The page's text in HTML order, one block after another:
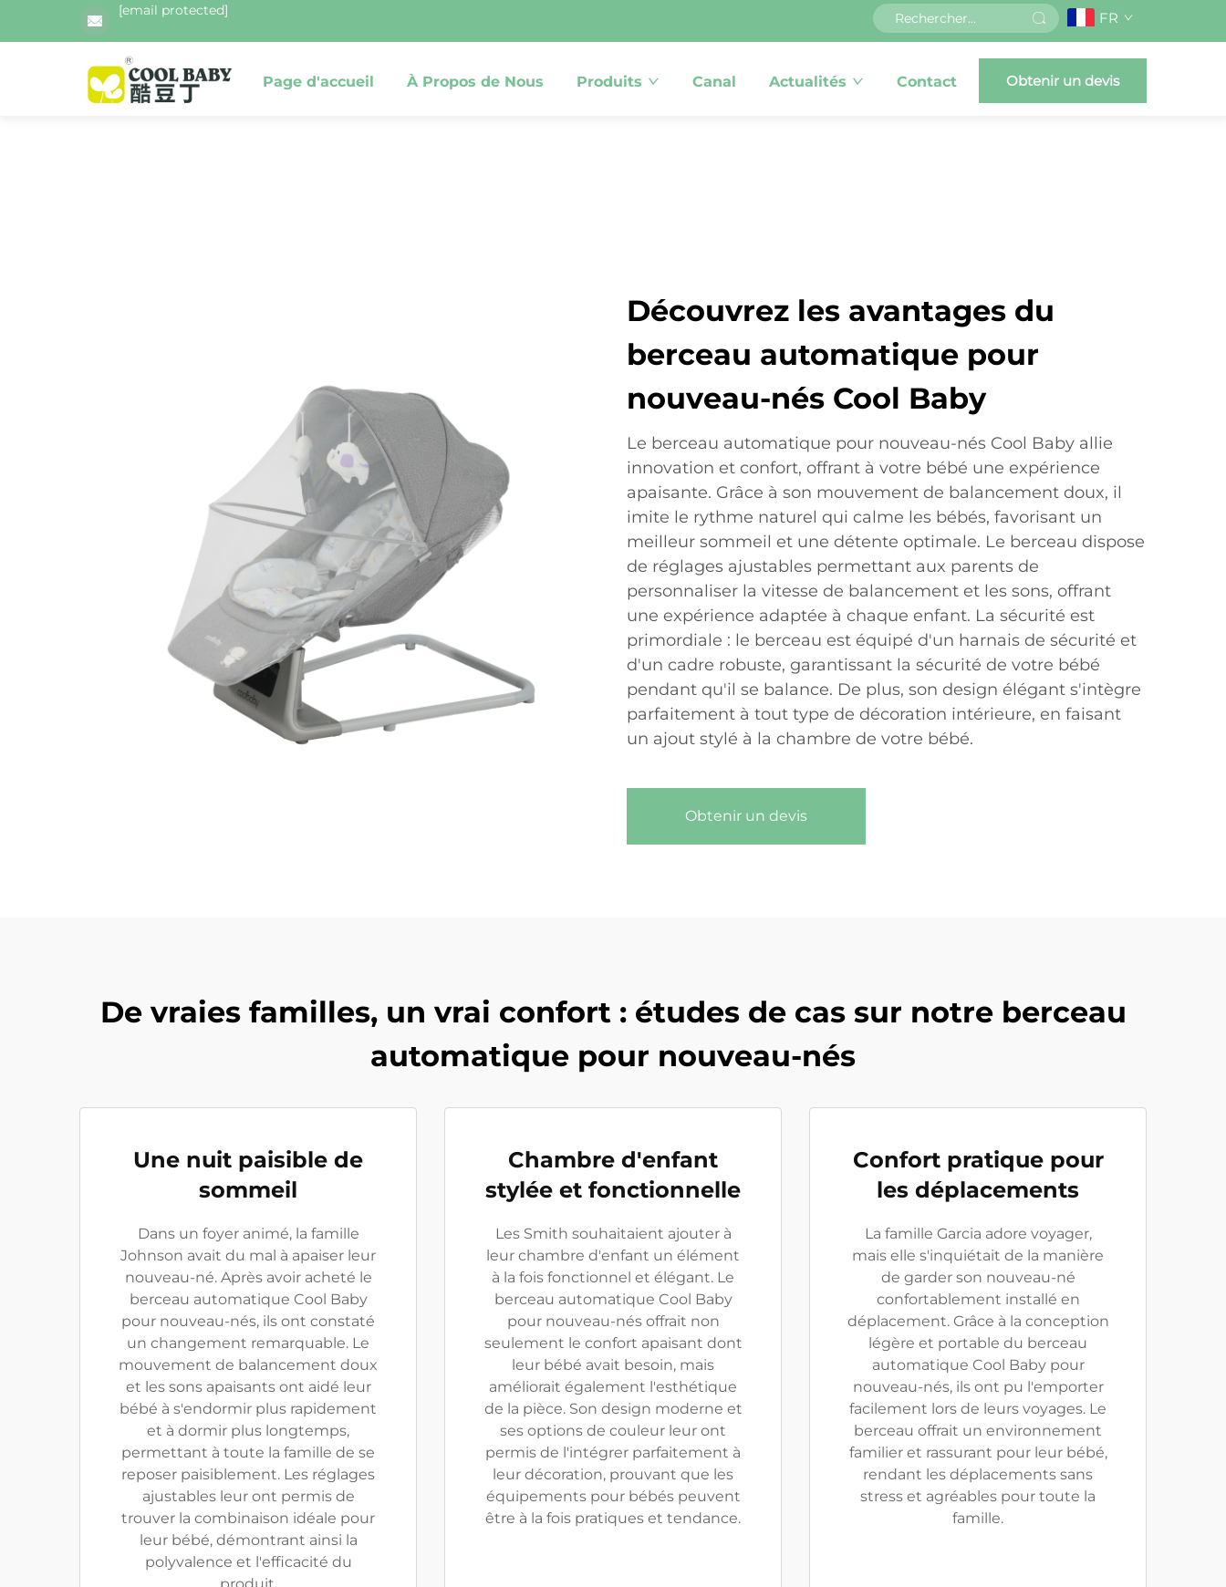
[email protected] FR
Page d'accueil À Propos de Nous Produits Canal Actualités Contact Obtenir un devis
Découvrez les avantages du
berceau automatique pour
nouveau-nés Cool Baby
Le berceau automatique pour nouveau-nés Cool Baby allie
innovation et confort, offrant à votre bébé une expérience
apaisante. Grâce à son mouvement de balancement doux, il
imite le rythme naturel qui calme les bébés, favorisant un
meilleur sommeil et une détente optimale. Le berceau dispose
de réglages ajustables permettant aux parents de
personnaliser la vitesse de balancement et les sons, offrant
une expérience adaptée à chaque enfant. La sécurité est
primordiale : le berceau est équipé d'un harnais de sécurité et
d'un cadre robuste, garantissant la sécurité de votre bébé
pendant qu'il se balance. De plus, son design élégant s'intègre
parfaitement à tout type de décoration intérieure, en faisant
un ajout stylé à la chambre de votre bébé.
Obtenir un devis
De vraies familles, un vrai confort : études de cas sur notre berceau
automatique pour nouveau-nés
Une nuit paisible de
sommeil
Dans un foyer animé, la famille
Johnson avait du mal à apaiser leur
nouveau-né. Après avoir acheté le
berceau automatique Cool Baby
pour nouveau-nés, ils ont constaté
un changement remarquable. Le
mouvement de balancement doux
et les sons apaisants ont aidé leur
bébé à s'endormir plus rapidement
et à dormir plus longtemps,
permettant à toute la famille de se
reposer paisiblement. Les réglages
ajustables leur ont permis de
trouver la combinaison idéale pour
leur bébé, démontrant ainsi la
polyvalence et l'efficacité du
Chambre d'enfant
stylée et fonctionnelle
Les Smith souhaitaient ajouter à
leur chambre d'enfant un élément
à la fois fonctionnel et élégant. Le
berceau automatique Cool Baby
pour nouveau-nés offrait non
seulement le confort apaisant dont
leur bébé avait besoin, mais
améliorait également l'esthétique
de la pièce. Son design moderne et
ses options de couleur leur ont
permis de l'intégrer parfaitement à
leur décoration, prouvant que les
équipements pour bébés peuvent
être à la fois pratiques et tendance.
Confort pratique pour
les déplacements
La famille Garcia adore voyager,
mais elle s'inquiétait de la manière
de garder son nouveau-né
confortablement installé en
déplacement. Grâce à la conception
légère et portable du berceau
automatique Cool Baby pour
nouveau-nés, ils ont pu l'emporter
facilement lors de leurs voyages. Le
berceau offrait un environnement
familier et rassurant pour leur bébé,
rendant les déplacements sans
stress et agréables pour toute la
famille.